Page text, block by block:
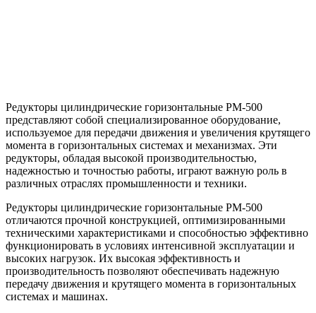
Редукторы цилиндрические горизонтальные РМ-500
представляют собой специализированное оборудование,
используемое для передачи движения и увеличения крутящего
момента в горизонтальных системах и механизмах. Эти
редукторы, обладая высокой производительностью,
надежностью и точностью работы, играют важную роль в
различных отраслях промышленности и техники.
Редукторы цилиндрические горизонтальные РМ-500
отличаются прочной конструкцией, оптимизированными
техническими характеристиками и способностью эффективно
функционировать в условиях интенсивной эксплуатации и
высоких нагрузок. Их высокая эффективность и
производительность позволяют обеспечивать надежную
передачу движения и крутящего момента в горизонтальных
системах и машинах.